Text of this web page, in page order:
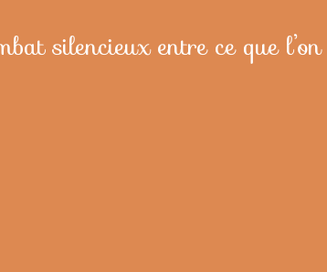
silencieux entre ce que l’on